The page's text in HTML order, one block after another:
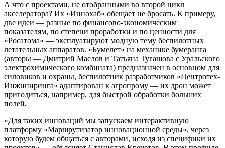
А что с проектами, не отобранными во второй цикл
акселератора? Их «Иннохаб» обещает не бросать. К примеру,
две идеи — ​разные по финансово-экономическим
показателям, по степени проработки и по ценности для
«Росатома» — ​эксплуатируют модную тему беспилотных
летательных аппаратов. «Бумелет» на механике бумеранга
(авторы — ​Дмитрий Маслов и Татьяна Тугашова с Уральского
электрохимического комбината) предназначен в основном для
силовиков и охраны, беспилотник разработчиков «Центротех-
Инжиниринга» адаптирован к агропрому — ​их дрон может
пригодиться, например, для быстрой обработки больших
полей.
«Для таких инноваций мы запускаем интерактивную
платформу «Маршрутизатор инновационной среды», через
которую будем общаться с авторами, исходя из специфики их